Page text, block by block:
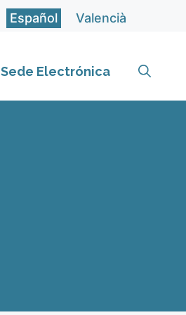
Español Valencià
Sede Electrónica